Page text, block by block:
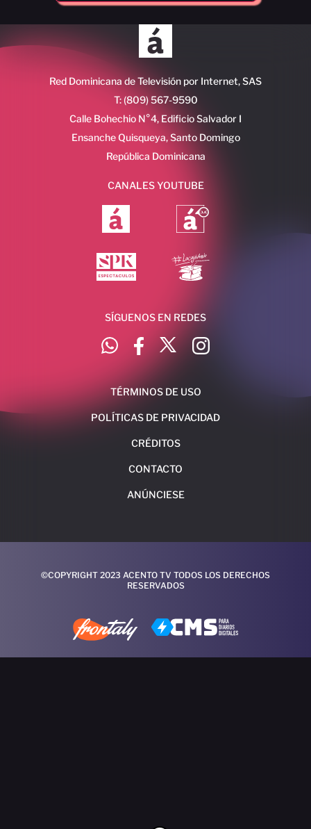
Red Dominicana de Televisión por Internet, SAS
T: (809) 567-9590
Calle Bohechio N°4, Edificio Salvador I
Ensanche Quisqueya, Santo Domingo
República Dominicana
CANALES YOUTUBE
SÍGUENOS EN REDES
TÉRMINOS DE USO
POLÍTICAS DE PRIVACIDAD
CRÉDITOS
CONTACTO
ANÚNCIESE
©COPYRIGHT 2023 ACENTO TV TODOS LOS DERECHOS
RESERVADOS